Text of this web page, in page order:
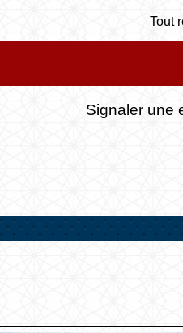
Tout
Signaler une